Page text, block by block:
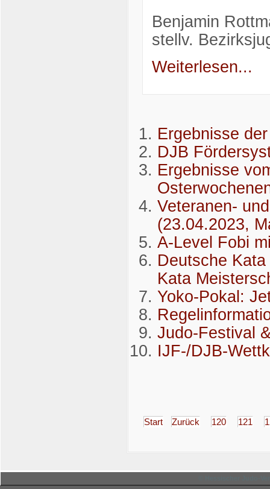
Benjamin
stellv.
Weiterlesen...
Ergebnisse
DJB
Ergebnisse
Veteranen-
(23.04.2023,
A-Level Fobi
Deutsche
Kata
Yoko-Pokal:
Judo-Festival
IJF-/DJB-
Start Zurück 120 121